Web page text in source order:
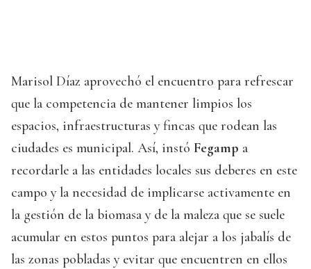
Marisol Díaz aprovechó el encuentro para refrescar
que la competencia de mantener limpios los
espacios, infraestructuras y fincas que rodean las
ciudades es municipal. Así, instó Fegamp a
recordarle a las entidades locales sus deberes en este
campo y la necesidad de implicarse activamente en
la gestión de la biomasa y de la maleza que se suele
acumular en estos puntos para alejar a los jabalís de
las zonas pobladas y evitar que encuentren en ellos